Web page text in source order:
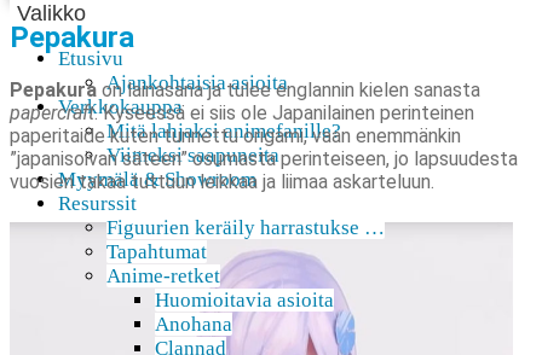
Valikko
Etusivu
Ajankohtaisia asioita
Verkkokauppa
Mitä lahjaksi animefanille?
Viimeksi saapuneita
Myymälä & Showroom
Resurssit
Figuurien keräily harrastukse …
Tapahtumat
Anime-retket
Huomioitavia asioita
Anohana
Clannad
Pepakura
Pepakura on lainasana ja tulee englannin kielen sanasta
papercraft. Kyseessä ei siis ole Japanilainen perinteinen
paperitaide kuten tunnettu origami, vaan enemmänkin
”japanisoivan säteen” osumasta perinteiseen, jo lapsuudesta
vuosien takaa tuttuun leikkaa ja liimaa askarteluun.